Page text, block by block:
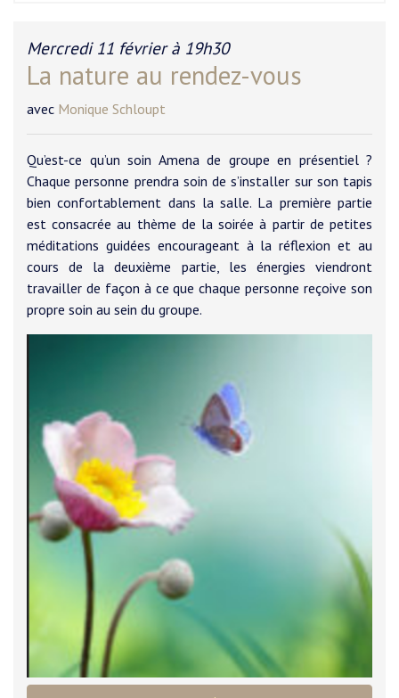
Mercredi 11 février à 19h30
La nature au rendez-vous
avec Monique Schloupt
Qu’est-ce qu’un soin Amena de groupe en présentiel ?
Chaque personne prendra soin de s’installer sur son tapis
bien confortablement dans la salle. La première partie
est consacrée au thème de la soirée à partir de petites
méditations guidées encourageant à la réflexion et au
cours de la deuxième partie, les énergies viendront
travailler de façon à ce que chaque personne reçoive son
propre soin au sein du groupe.